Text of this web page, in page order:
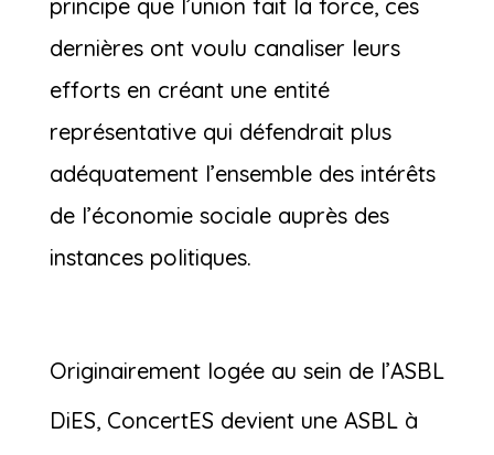
principe que l’union fait la force, ces
dernières ont voulu canaliser leurs
efforts en créant une entité
représentative qui défendrait plus
adéquatement l’ensemble des intérêts
de l’économie sociale auprès des
instances politiques.
Originairement logée au sein de l’ASBL
DiES, ConcertES devient une ASBL à